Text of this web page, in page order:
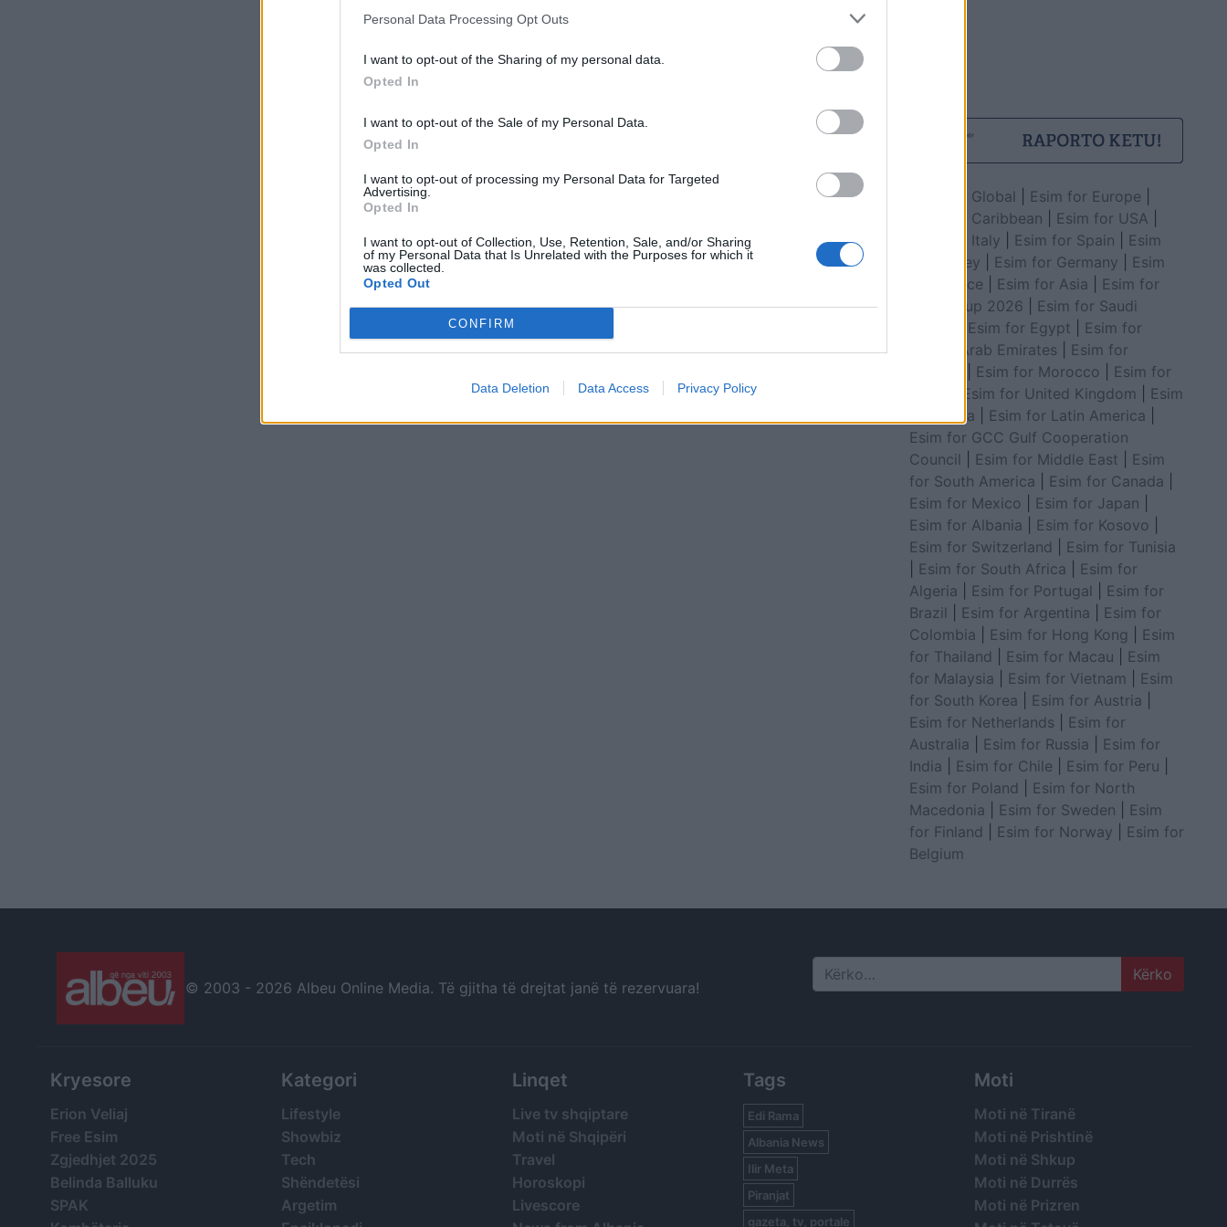
Personal Data Processing Opt Outs
I want to opt-out of the Sharing of my personal data.
Opted In
I want to opt-out of the Sale of my Personal Data.
Opted In
I want to opt-out of processing my Personal Data for Targeted
Advertising.
Opted In
I want to opt-out of Collection, Use, Retention, Sale, and/or Sharing
of my Personal Data that Is Unrelated with the Purposes for which it
was collected.
Opted Out
CONFIRM
Data Deletion Data Access Privacy Policy
Esim for Global Esim for Europe
Esim for Caribbean
Esim for USA
Esim for Italy
Esim for Spain
Esim
for Turkey
Esim for Germany
Esim
for Greece
Esim for Asia
Esim for
World Cup 2026
Esim for Saudi
Esim for Egypt
Esim for
United Arab Emirates
Esim for
Esim for Morocco
Esim for
Esim for United Kingdom
Esim
for Africa
Esim for Latin America
Esim for GCC Gulf Cooperation
Council
Esim for Middle East
Esim
for South America
Esim for Canada
Esim for Mexico
Esim for Japan
Esim for Albania
Esim for Kosovo
Esim for Switzerland
Esim for Tunisia
Esim for South Africa
Esim for
Algeria
Esim for Portugal
Esim for
Brazil
Esim for Argentina
Esim for
Colombia
Esim for Hong Kong
Esim
for Thailand
Esim for Macau
Esim
for Malaysia
Esim for Vietnam
Esim
for South Korea
Esim for Austria
Esim for Netherlands
Esim for
Australia
Esim for Russia
Esim for
India
Esim for Chile Esim for Peru
Esim for Poland
Esim for North
Macedonia
Esim for Sweden
Esim
for Finland
Esim for Norway
Esim for
Belgium
© 2003 - 2026 Albeu Online Media. Të gjitha të drejtat janë të rezervuara! Search
Kryesore
Erion Veliaj
Free Esim
Zgjedhjet 2025
Belinda Balluku
SPAK
Kategori
Lifestyle
Showbiz
Tech
Shëndetësi
Argetim
Linqet
Live tv shqiptare
Moti në Shqipëri
Travel
Horoskopi
Livescore
Tags
Edi Rama
Albania News
Ilir Meta
Piranjat
gazeta, tv, portale
Moti
Moti në Tiranë
Moti në Prishtinë
Moti në Shkup
Moti në Durrës
Moti në Prizren